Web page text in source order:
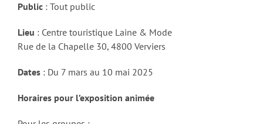
Public : Tout public
Lieu : Centre touristique Laine & Mode
Rue de la Chapelle 30, 4800 Verviers
Dates : Du 7 mars au 10 mai 2025
Horaires pour l’exposition animée